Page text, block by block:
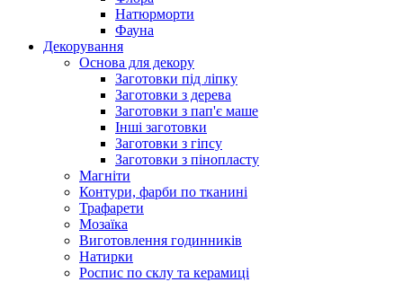
Натюрморти
Фауна
Декорування
Основа для декору
Заготовки під ліпку
Заготовки з дерева
Заготовки з пап'є маше
Інші заготовки
Заготовки з гіпсу
Заготовки з пінопласту
Магніти
Контури, фарби по тканині
Трафарети
Мозаїка
Виготовлення годинників
Натирки
Роспис по склу та керамиці